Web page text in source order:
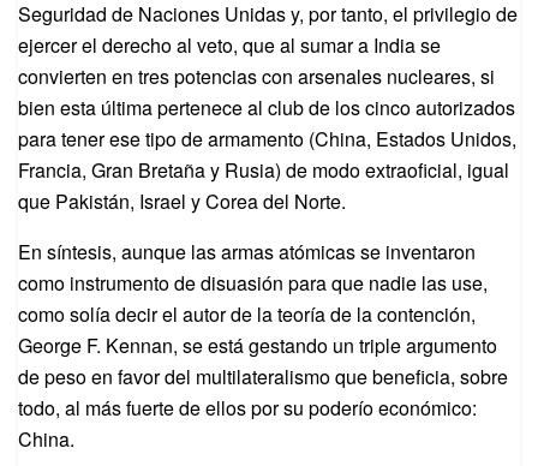
Seguridad de Naciones Unidas y, por tanto, el privilegio de
ejercer el derecho al veto, que al sumar a India se
convierten en tres potencias con arsenales nucleares, si
bien esta última pertenece al club de los cinco autorizados
para tener ese tipo de armamento (China, Estados Unidos,
Francia, Gran Bretaña y Rusia) de modo extraoficial, igual
que Pakistán, Israel y Corea del Norte.
En síntesis, aunque las armas atómicas se inventaron
como instrumento de disuasión para que nadie las use,
como solía decir el autor de la teoría de la contención,
George F. Kennan, se está gestando un triple argumento
de peso en favor del multilateralismo que beneficia, sobre
todo, al más fuerte de ellos por su poderío económico:
China.